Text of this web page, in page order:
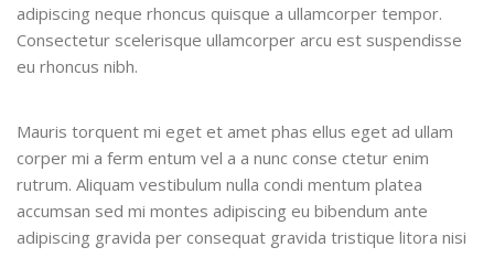
adipiscing neque rhoncus quisque a ullamcorper tempor.
Consectetur scelerisque ullamcorper arcu est suspendisse
eu rhoncus nibh.
Mauris torquent mi eget et amet phas ellus eget ad ullam
corper mi a ferm entum vel a a nunc conse ctetur enim
rutrum. Aliquam vestibulum nulla condi mentum platea
accumsan sed mi montes adipiscing eu bibendum ante
adipiscing gravida per consequat gravida tristique litora nisi